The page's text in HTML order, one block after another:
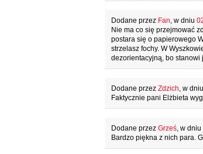
Dodane przez Fan, w dniu
Nie ma co się przejmować
postara się o papierowego
strzelasz fochy. W
dezorientacyjną, bo stanowi
Dodane przez Zdzich, w dniu
Faktycznie pani Elżbieta
Dodane przez Grześ, w dniu
Bardzo piękna z nich para.